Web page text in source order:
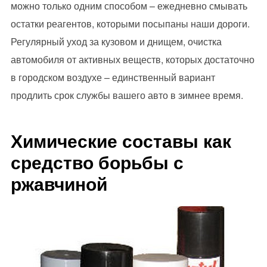
можно только одним способом – ежедневно смывать
остатки реагентов, которыми посыпаны наши дороги.
Регулярный уход за кузовом и днищем, очистка
автомобиля от активных веществ, которых достаточно
в городском воздухе – единственный вариант
продлить срок службы вашего авто в зимнее время.
Химические составы как
средство борьбы с
ржавчиной